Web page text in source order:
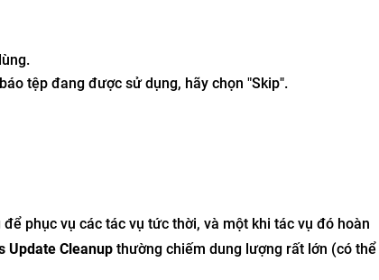
tệp đang được sử dụng, hãy chọn "Skip".
phục vụ các tác vụ tức thời, và một khi tác vụ đó hoàn
Update Cleanup thường chiếm dung lượng rất lớn (có thể